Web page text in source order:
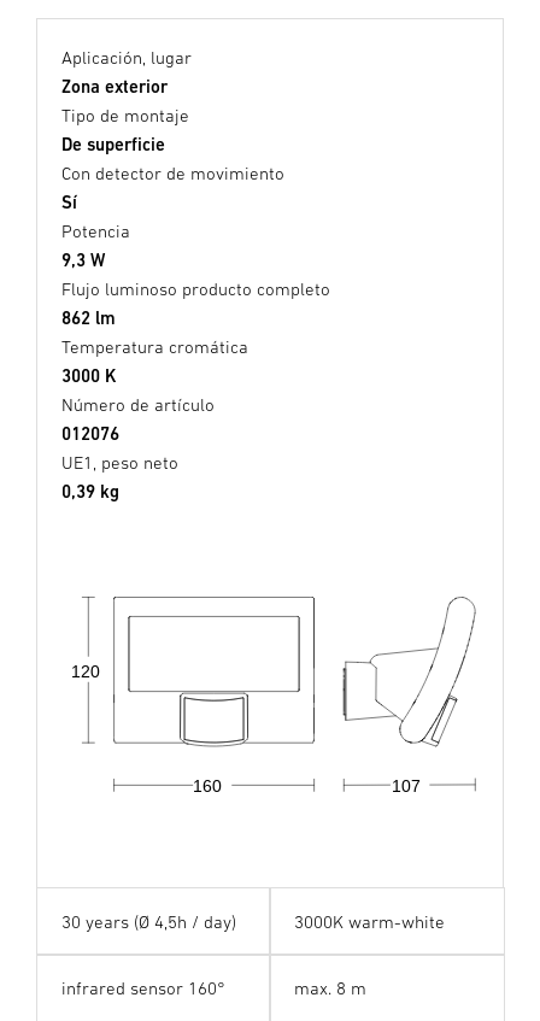
Aplicación, lugar
Zona exterior
Tipo de montaje
De superficie
Con detector de movimiento
Sí
Potencia
9,3 W
Flujo luminoso producto completo
862 lm
Temperatura cromática
3000 K
Número de artículo
012076
UE1, peso neto
0,39 kg
160 107
120
30 years (Ø 4,5h / day) 3000K warm-white
infrared sensor 160° max. 8 m